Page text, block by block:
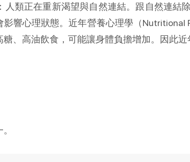
類正在重新渴望與自然連結。跟自然連結
響心理狀態。近年營養心理學（ Nutritional
、高油飲食，可能讓身體負擔增加。因此近